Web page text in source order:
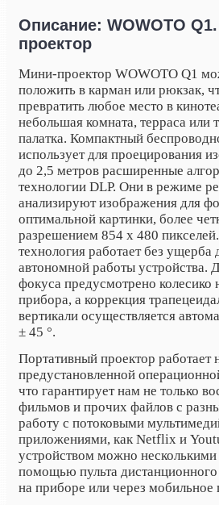
Описание: WOWOTO
проектор
Мини-проектор WOWOTO Q1
положить в карман или рюкзак,
превратить любое место в
небольшая комната, терраса или
палатка. Компактный
использует для проецирования
до 2,5 метров расширенные
технологии DLP. Они в режиме
анализируют изображения для
оптимальной картинки, более
разрешением 854 х 480
технология работает без ущерба
автономной работы устройства.
фокуса предусмотрено колесико
прибора, а коррекция
вертикали осуществляется
± 45 °.
Портативный проектор работает
предустановленной
что гарантирует нам не только
фильмов и прочих файлов с
работу с потоковыми
приложениями, как Netflix и
устройством можно
помощью пульта
на приборе или через